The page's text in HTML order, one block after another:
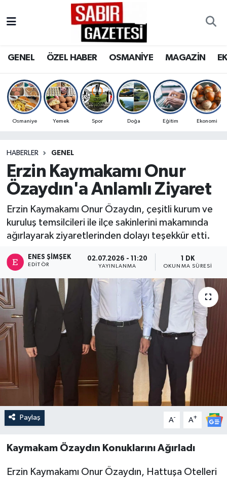
GENEL ÖZEL HABER OSMANİYE MAGAZİN
Osmaniye Yemek Spor Doğa Eğitim Ekonomi
HABERLER GENEL
Erzin Kaymakamı Onur
Özaydın'a Anlamlı Ziyaret
Erzin Kaymakamı Onur Özaydın, çeşitli kurum ve
kuruluş temsilcileri ile ilçe sakinlerini makamında
ağırlayarak ziyaretlerinden dolayı teşekkür etti.
ENES ŞIMŞEK
EDITÖR
02.07.2026 - 11:20
YAYINLANMA
1 DK
OKUNMA SÜRESI
Paylaş A- A+
Kaymakam Özaydın Konuklarını Ağırladı
Erzin Kaymakamı Onur Özaydın, Hattuşa Otelleri
OSMANİYE
MAGAZİN
SPOR
RESMİ İLANLAR
Osmaniye Nöbetçi Eczaneler
Osmaniye Trafik Yoğunluk Haritası
Süper Lig Puan Durumu ve Fikstür
Son Dakika Haberleri
Haber Arşivi